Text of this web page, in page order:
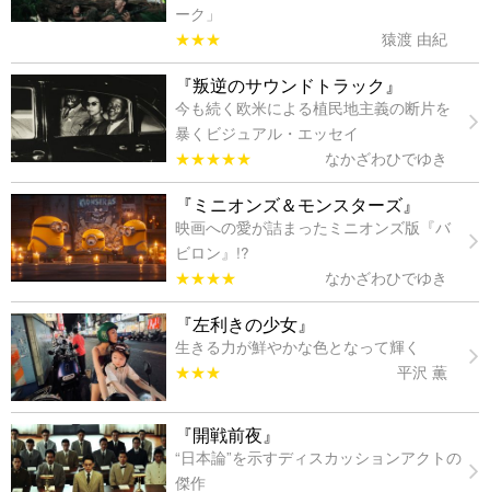
ーク」
★★★
猿渡 由紀
『叛逆のサウンドトラック』
今も続く欧米による植民地主義の断片を
暴くビジュアル・エッセイ
★★★★★
なかざわひでゆき
『ミニオンズ＆モンスターズ』
映画への愛が詰まったミニオンズ版『バ
ビロン』!?
★★★★
なかざわひでゆき
『左利きの少女』
生きる力が鮮やかな色となって輝く
★★★
平沢 薫
『開戦前夜』
“日本論”を示すディスカッションアクトの
傑作